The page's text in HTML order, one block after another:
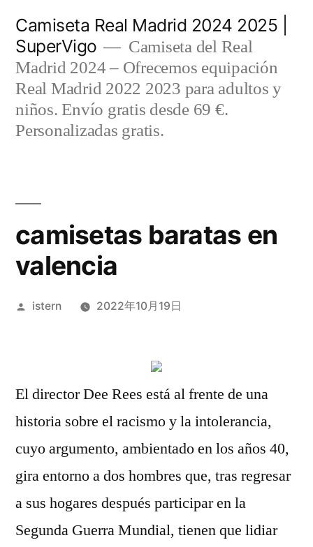
contenido
Camiseta Real Madrid 2024 2025 |
SuperVigo
Camiseta del Real
Madrid 2024 – Ofrecemos equipación
Real Madrid 2022 2023 para adultos y
niños. Envío gratis desde 69 €.
Personalizadas gratis.
camisetas baratas en
valencia
Publicado
istern 2022年10月19日
El director Dee Rees está al frente de una
historia sobre el racismo y la intolerancia,
cuyo argumento, ambientado en los años 40,
gira entorno a dos hombres que, tras regresar
a sus hogares después participar en la
Segunda Guerra Mundial, tienen que lidiar